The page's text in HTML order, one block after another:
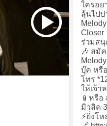
ใครอย
ลุ้นไปป
Closer
ร่วมสนุ
🎶 สมัค
บุ๊ค หรื
โทร
ให้เจ้า
📱หรือ
มิวสิค
⚡️ยิ่งโ